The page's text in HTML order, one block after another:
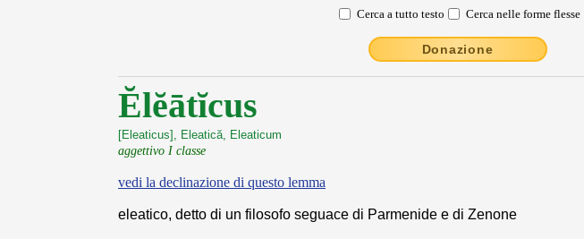
Cerca a tutto testo Cerca nelle forme flesse
Donazione
Ĕlĕātĭcus
[Eleaticus], Eleatică, Eleaticum
aggettivo I classe
vedi la declinazione di questo lemma
eleatico, detto di un filosofo seguace di Parmenide e di Zenone